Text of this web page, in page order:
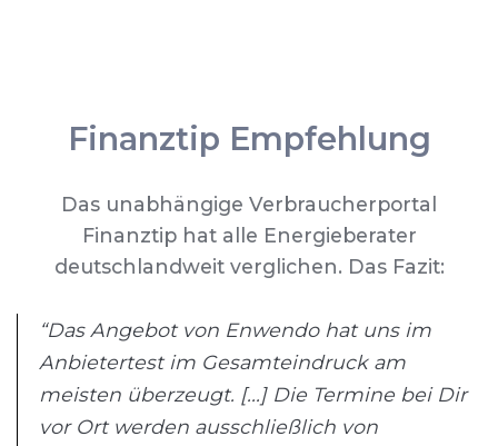
Finanztip Empfehlung
Das unabhängige Verbraucherportal
Finanztip hat alle Energieberater
deutschlandweit verglichen. Das Fazit:
“Das Angebot von Enwendo hat uns im
Anbietertest im Gesamteindruck am
meisten überzeugt. [...] Die Termine bei Dir
vor Ort werden ausschließlich von